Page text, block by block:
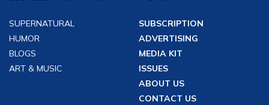
SUPERNATURAL
HUMOR
BLOGS
ART & MUSIC
SUBSCRIPTION
ADVERTISING
MEDIA KIT
ISSUES
ABOUT US
CONTACT US